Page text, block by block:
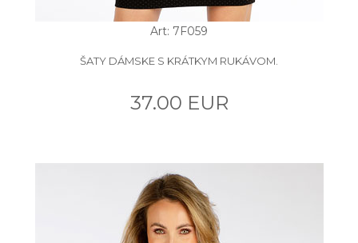
Art: 7F059
ŠATY DÁMSKE S KRÁTKYM RUKÁVOM.
37.00 EUR